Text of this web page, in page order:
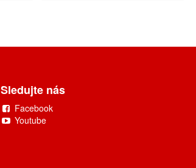
Sledujte nás
Facebook
Youtube